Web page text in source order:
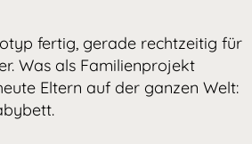
fertig, gerade rechtzeitig für
Was als Familienprojekt
Eltern auf der ganzen Welt: